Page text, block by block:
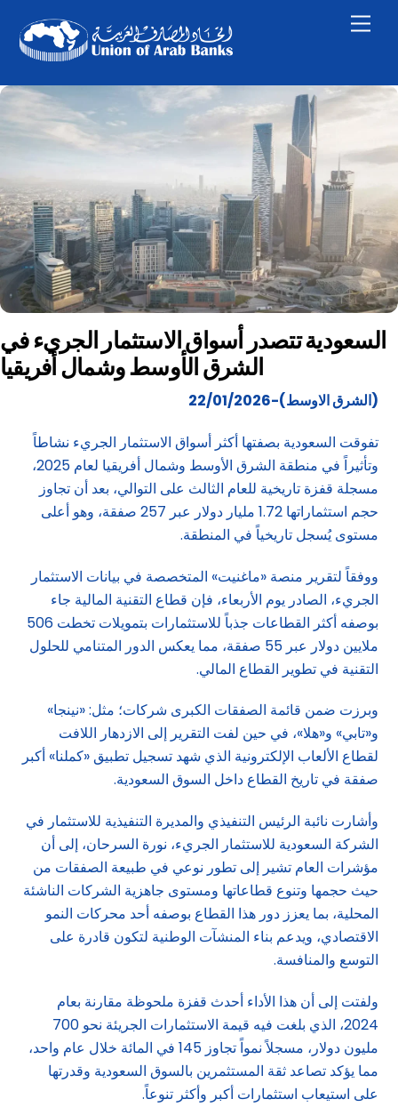
content
السعودية تتصدر أسواق الاستثمار الجريء في
الشرق الأوسط وشمال أفريقيا
(الشرق الاوسط)-22/01/2026
تفوقت السعودية بصفتها أكثر أسواق الاستثمار الجريء نشاطاً
وتأثيراً في منطقة الشرق الأوسط وشمال أفريقيا لعام 2025،
مسجلة قفزة تاريخية للعام الثالث على التوالي، بعد أن تجاوز
حجم استثماراتها 1.72 مليار دولار عبر 257 صفقة، وهو أعلى
مستوى يُسجل تاريخياً في المنطقة.
ووفقاً لتقرير منصة «ماغنيت» المتخصصة في بيانات الاستثمار
الجريء، الصادر يوم الأربعاء، فإن قطاع التقنية المالية جاء
بوصفه أكثر القطاعات جذباً للاستثمارات بتمويلات تخطت 506
ملايين دولار عبر 55 صفقة، مما يعكس الدور المتنامي للحلول
التقنية في تطوير القطاع المالي.
وبرزت ضمن قائمة الصفقات الكبرى شركات؛ مثل: «نينجا»
و«تابي» و«هلا»، في حين لفت التقرير إلى الازدهار اللافت
لقطاع الألعاب الإلكترونية الذي شهد تسجيل تطبيق «كملنا» أكبر
صفقة في تاريخ القطاع داخل السوق السعودية.
وأشارت نائبة الرئيس التنفيذي والمديرة التنفيذية للاستثمار في
الشركة السعودية للاستثمار الجريء، نورة السرحان، إلى أن
مؤشرات العام تشير إلى تطور نوعي في طبيعة الصفقات من
حيث حجمها وتنوع قطاعاتها ومستوى جاهزية الشركات الناشئة
المحلية، بما يعزز دور هذا القطاع بوصفه أحد محركات النمو
الاقتصادي، ويدعم بناء المنشآت الوطنية لتكون قادرة على
التوسع والمنافسة.
ولفتت إلى أن هذا الأداء أحدث قفزة ملحوظة مقارنة بعام
2024، الذي بلغت فيه قيمة الاستثمارات الجريئة نحو 700
مليون دولار، مسجلاً نمواً تجاوز 145 في المائة خلال عام واحد،
مما يؤكد تصاعد ثقة المستثمرين بالسوق السعودية وقدرتها
على استيعاب استثمارات أكبر وأكثر تنوعاً.